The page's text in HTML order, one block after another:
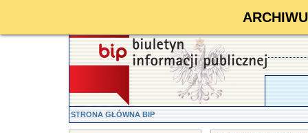
STRONA GŁÓWNA BIP